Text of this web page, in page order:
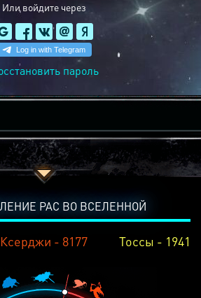
Или войдите через
пароль
РАС ВО ВСЕЛЕННОЙ
Ксерджи - 8177 Тоссы - 1941